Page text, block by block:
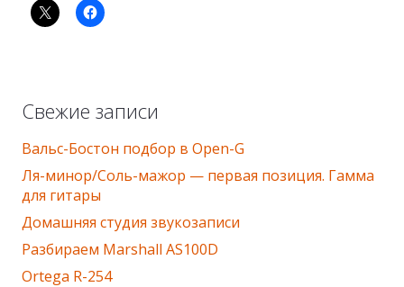
Свежие записи
Вальс-Бостон подбор в Оpen-G
Ля-минор/Соль-мажор — первая позиция. Гамма
для гитары
Домашняя студия звукозаписи
Разбираем Marshall AS100D
Ortega R-254